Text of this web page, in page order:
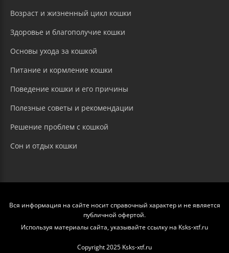
Возраст и жизненный цикл кошки
Здоровье и благополучие кошки
Основы ухода за кошкой
Питание и кормление кошки
Поведение кошки и его причины
Полезные советы и рекомендации
Решение проблем с кошкой
Сон и отдых кошки
Вся информация на сайте носит справочный характер и не является
публичной офертой.
Используя материалы сайта, указывайте ссылку на Ksks-xtf.ru
Copyright 2025 Ksks-xtf.ru